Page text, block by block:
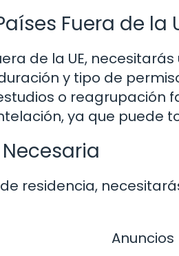
Fuera de la
de la UE,
y tipo de
o reagrupación
ya que puede
residencia,
Anuncios